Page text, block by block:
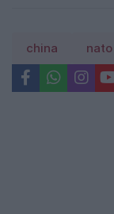
china nato